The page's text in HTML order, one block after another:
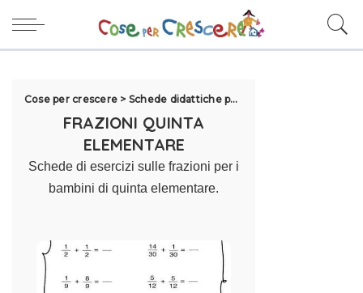
Cose per crescere > Schede didattiche per la scuola
FRAZIONI QUINTA
ELEMENTARE
Schede di esercizi sulle frazioni per i
bambini di quinta elementare.